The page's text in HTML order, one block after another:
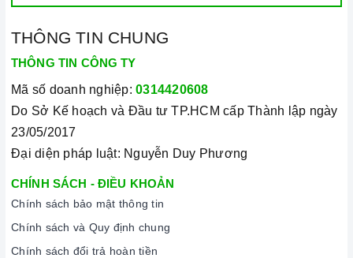
THÔNG TIN CHUNG
THÔNG TIN CÔNG TY
Mã số doanh nghiệp: 0314420608
Do Sở Kế hoạch và Đầu tư TP.HCM cấp Thành lập ngày
23/05/2017
Đại diện pháp luật: Nguyễn Duy Phương
CHÍNH SÁCH - ĐIỀU KHOẢN
Chính sách bảo mật thông tin
Chính sách và Quy định chung
Chính sách đổi trả hoàn tiền